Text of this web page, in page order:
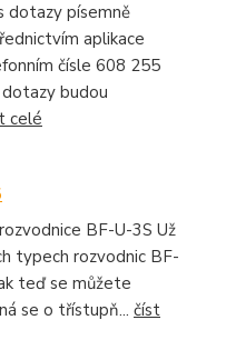
dotazy písemně
aplikace
čísle 608 255
budou
celé
BF-U-3S Už
typech rozvodnic BF-
teď se můžete
se o třístupň... číst